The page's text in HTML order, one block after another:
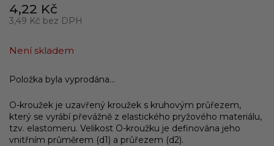
4,22 Kč
3,49 Kč bez DPH
cena:
Není skladem
Položka byla vyprodána…
O-kroužek je uzavřený kroužek s kruhovým průřezem,
který se vyrábí převážně z elastického pryžového materiálu,
tzv. elastomeru. Velikost O-kroužku je definována jeho
vnitřním průměrem (d1) a průřezem (d2).